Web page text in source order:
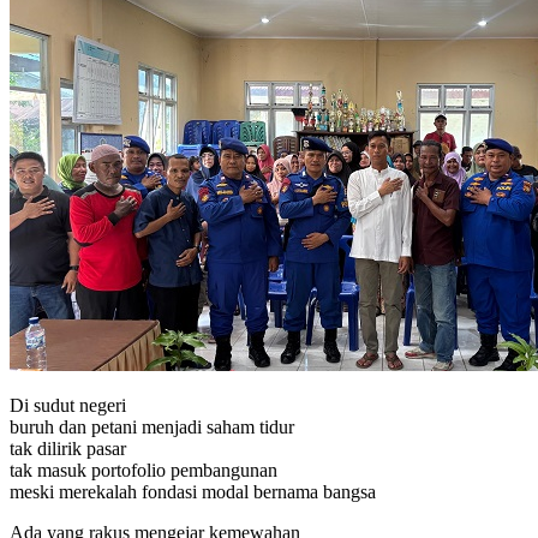
Di sudut negeri
buruh dan petani menjadi saham tidur
tak dilirik pasar
tak masuk portofolio pembangunan
meski merekalah fondasi modal bernama bangsa
Ada yang rakus mengejar kemewahan